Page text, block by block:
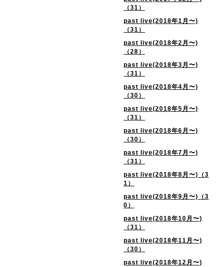
（31）
past live(2018年1月〜)
（31）
past live(2018年2月〜)
（28）
past live(2018年3月〜)
（31）
past live(2018年4月〜)
（30）
past live(2018年5月〜)
（31）
past live(2018年6月〜)
（30）
past live(2018年7月〜)
（31）
past live(2018年8月〜)（3
1）
past live(2018年9月〜)（3
0）
past live(2018年10月〜)
（31）
past live(2018年11月〜)
（30）
past live(2018年12月〜)